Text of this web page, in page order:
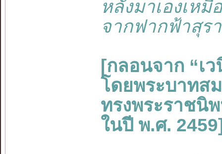
หลั่งมาเองเห
จากฟากฟ้าสุ
[กลอนจาก “เ
โดยพระบาทส
ทรงพระราชนิ
ในปี พ.ศ.